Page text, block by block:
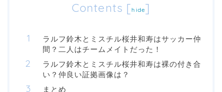
Contents [ hide]
ラルフ鈴木とミスチル桜井和寿はサッカー仲
間？二人はチームメイトだった！
ラルフ鈴木とミスチル桜井和寿は裸の付き合
い？仲良い証拠画像は？
まとめ